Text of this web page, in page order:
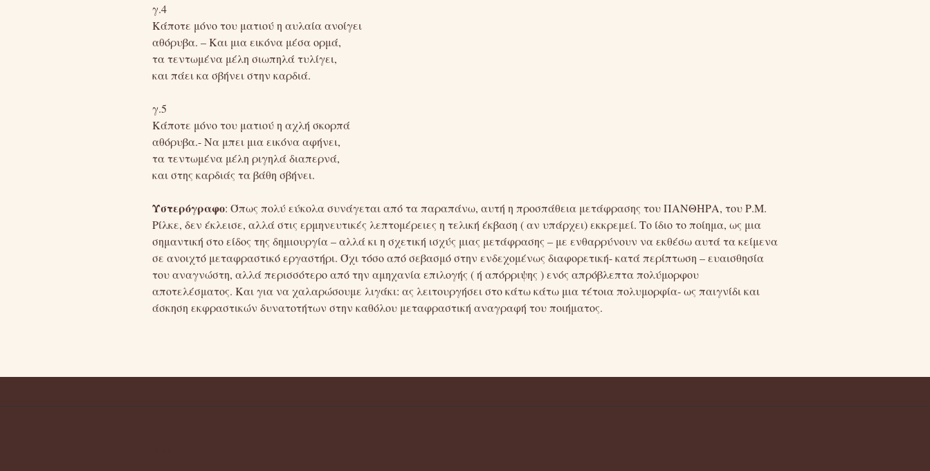
γ.4
Κάποτε μόνο του ματιού η αυλαία ανοίγει
αθόρυβα. – Και μια εικόνα μέσα ορμά,
τα τεντωμένα μέλη σιωπηλά τυλίγει,
και πάει κα σβήνει στην καρδιά.
γ.5
Κάποτε μόνο του ματιού η αχλή σκορπά
αθόρυβα.- Να μπει μια εικόνα αφήνει,
τα τεντωμένα μέλη ριγηλά διαπερνά,
και στης καρδιάς τα βάθη σβήνει.
Υστερόγραφο: Όπως πολύ εύκολα συνάγεται από τα παραπάνω, αυτή η προσπάθεια μετάφρασης του ΠΑΝΘΗΡΑ, του Ρ.Μ.
Ρίλκε, δεν έκλεισε, αλλά στις ερμηνευτικές λεπτομέρειες η τελική έκβαση ( αν υπάρχει) εκκρεμεί. Το ίδιο το ποίημα, ως μια
σημαντική στο είδος της δημιουργία – αλλά κι η σχετική ισχύς μιας μετάφρασης – με ενθαρρύνουν να εκθέσω αυτά τα κείμενα
σε ανοιχτό μεταφραστικό εργαστήρι. Όχι τόσο από σεβασμό στην ενδεχομένως διαφορετική- κατά περίπτωση – ευαισθησία
του αναγνώστη, αλλά περισσότερο από την αμηχανία επιλογής ( ή απόρριψης ) ενός απρόβλεπτα πολύμορφου
αποτελέσματος. Και για να χαλαρώσουμε λιγάκι: ας λειτουργήσει στο κάτω κάτω μια τέτοια πολυμορφία- ως παιγνίδι και
άσκηση εκφραστικών δυνατοτήτων στην καθόλου μεταφραστική αναγραφή του ποιήματος.